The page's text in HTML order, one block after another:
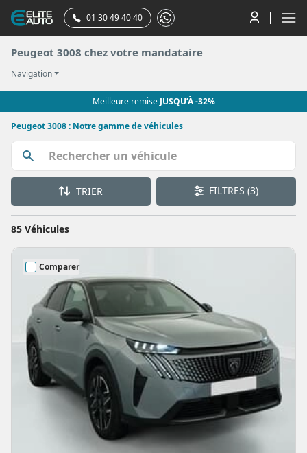
01 30 49 40 40
Peugeot 3008 chez votre mandataire
Navigation
Meilleure remise JUSQU’À -32%
Peugeot 3008 : Notre gamme de véhicules
TRIER FILTRES(3)
85 Véhicules
Comparer